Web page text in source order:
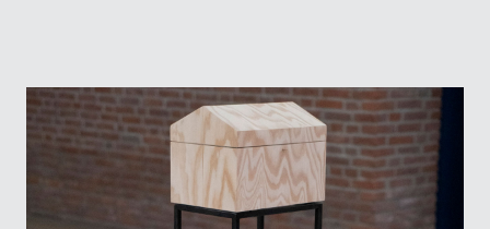
Naturbestattung auf Kreta